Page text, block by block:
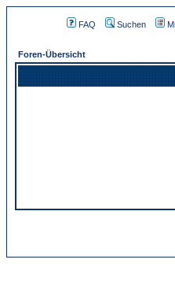
FAQ Suchen
Foren-Übersicht